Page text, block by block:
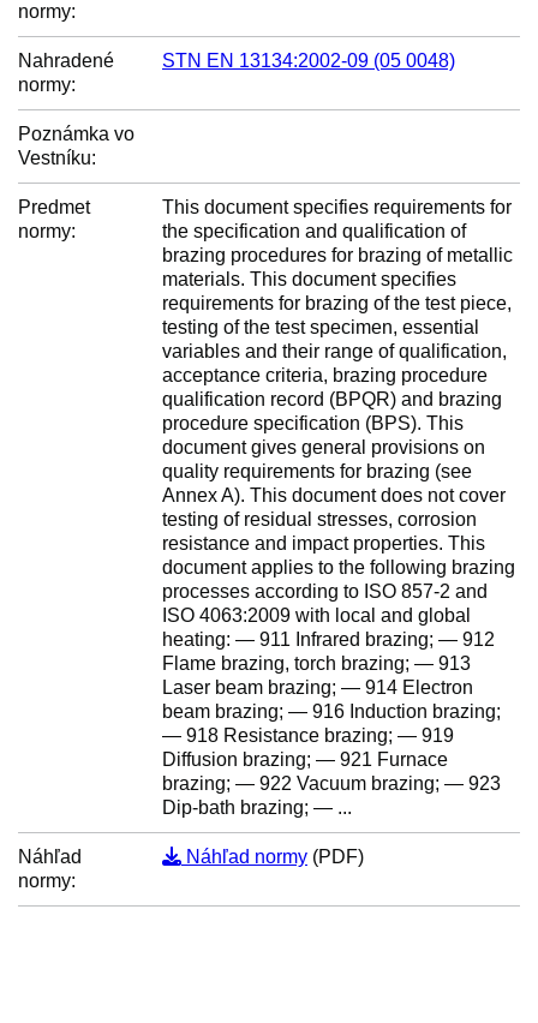
normy:
Nahradené
normy:
STN EN 13134:2002-09 (05 0048)
Poznámka vo
Vestníku:
Predmet
normy:
This document specifies requirements for
the specification and qualification of
brazing procedures for brazing of metallic
materials. This document specifies
requirements for brazing of the test piece,
testing of the test specimen, essential
variables and their range of qualification,
acceptance criteria, brazing procedure
qualification record (BPQR) and brazing
procedure specification (BPS). This
document gives general provisions on
quality requirements for brazing (see
Annex A). This document does not cover
testing of residual stresses, corrosion
resistance and impact properties. This
document applies to the following brazing
processes according to ISO 857-2 and
ISO 4063:2009 with local and global
heating: — 911 Infrared brazing; — 912
Flame brazing, torch brazing; — 913
Laser beam brazing; — 914 Electron
beam brazing; — 916 Induction brazing;
— 918 Resistance brazing; — 919
Diffusion brazing; — 921 Furnace
brazing; — 922 Vacuum brazing; — 923
Dip-bath brazing; — ...
Náhľad
normy:
Náhľad normy (PDF)